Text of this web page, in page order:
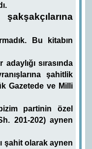
Bu kitabın
sırasında
şahitlik
Gazetede ve Milli
partinin özel
201-202) aynen
şahit olarak aynen